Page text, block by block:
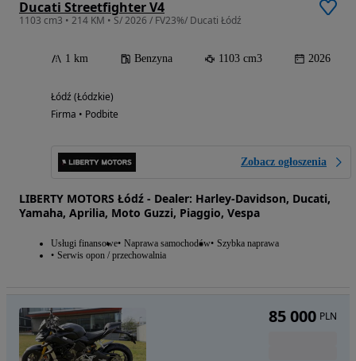
Ducati Streetfighter V4
1103 cm3 • 214 KM • S/ 2026 / FV23%/ Ducati Łódź
1 km Benzyna 1103 cm3 2026
Łódź (Łódzkie)
Firma • Podbite
Zobacz ogłoszenia
LIBERTY MOTORS Łódź - Dealer: Harley-Davidson, Ducati,
Yamaha, Aprilia, Moto Guzzi, Piaggio, Vespa
Usługi finansowe Naprawa samochodów Szybka naprawa
Serwis opon / przechowalnia
85 000 PLN